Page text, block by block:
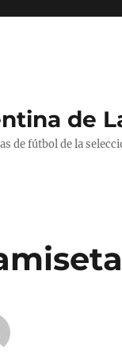
de
de fútbol de la